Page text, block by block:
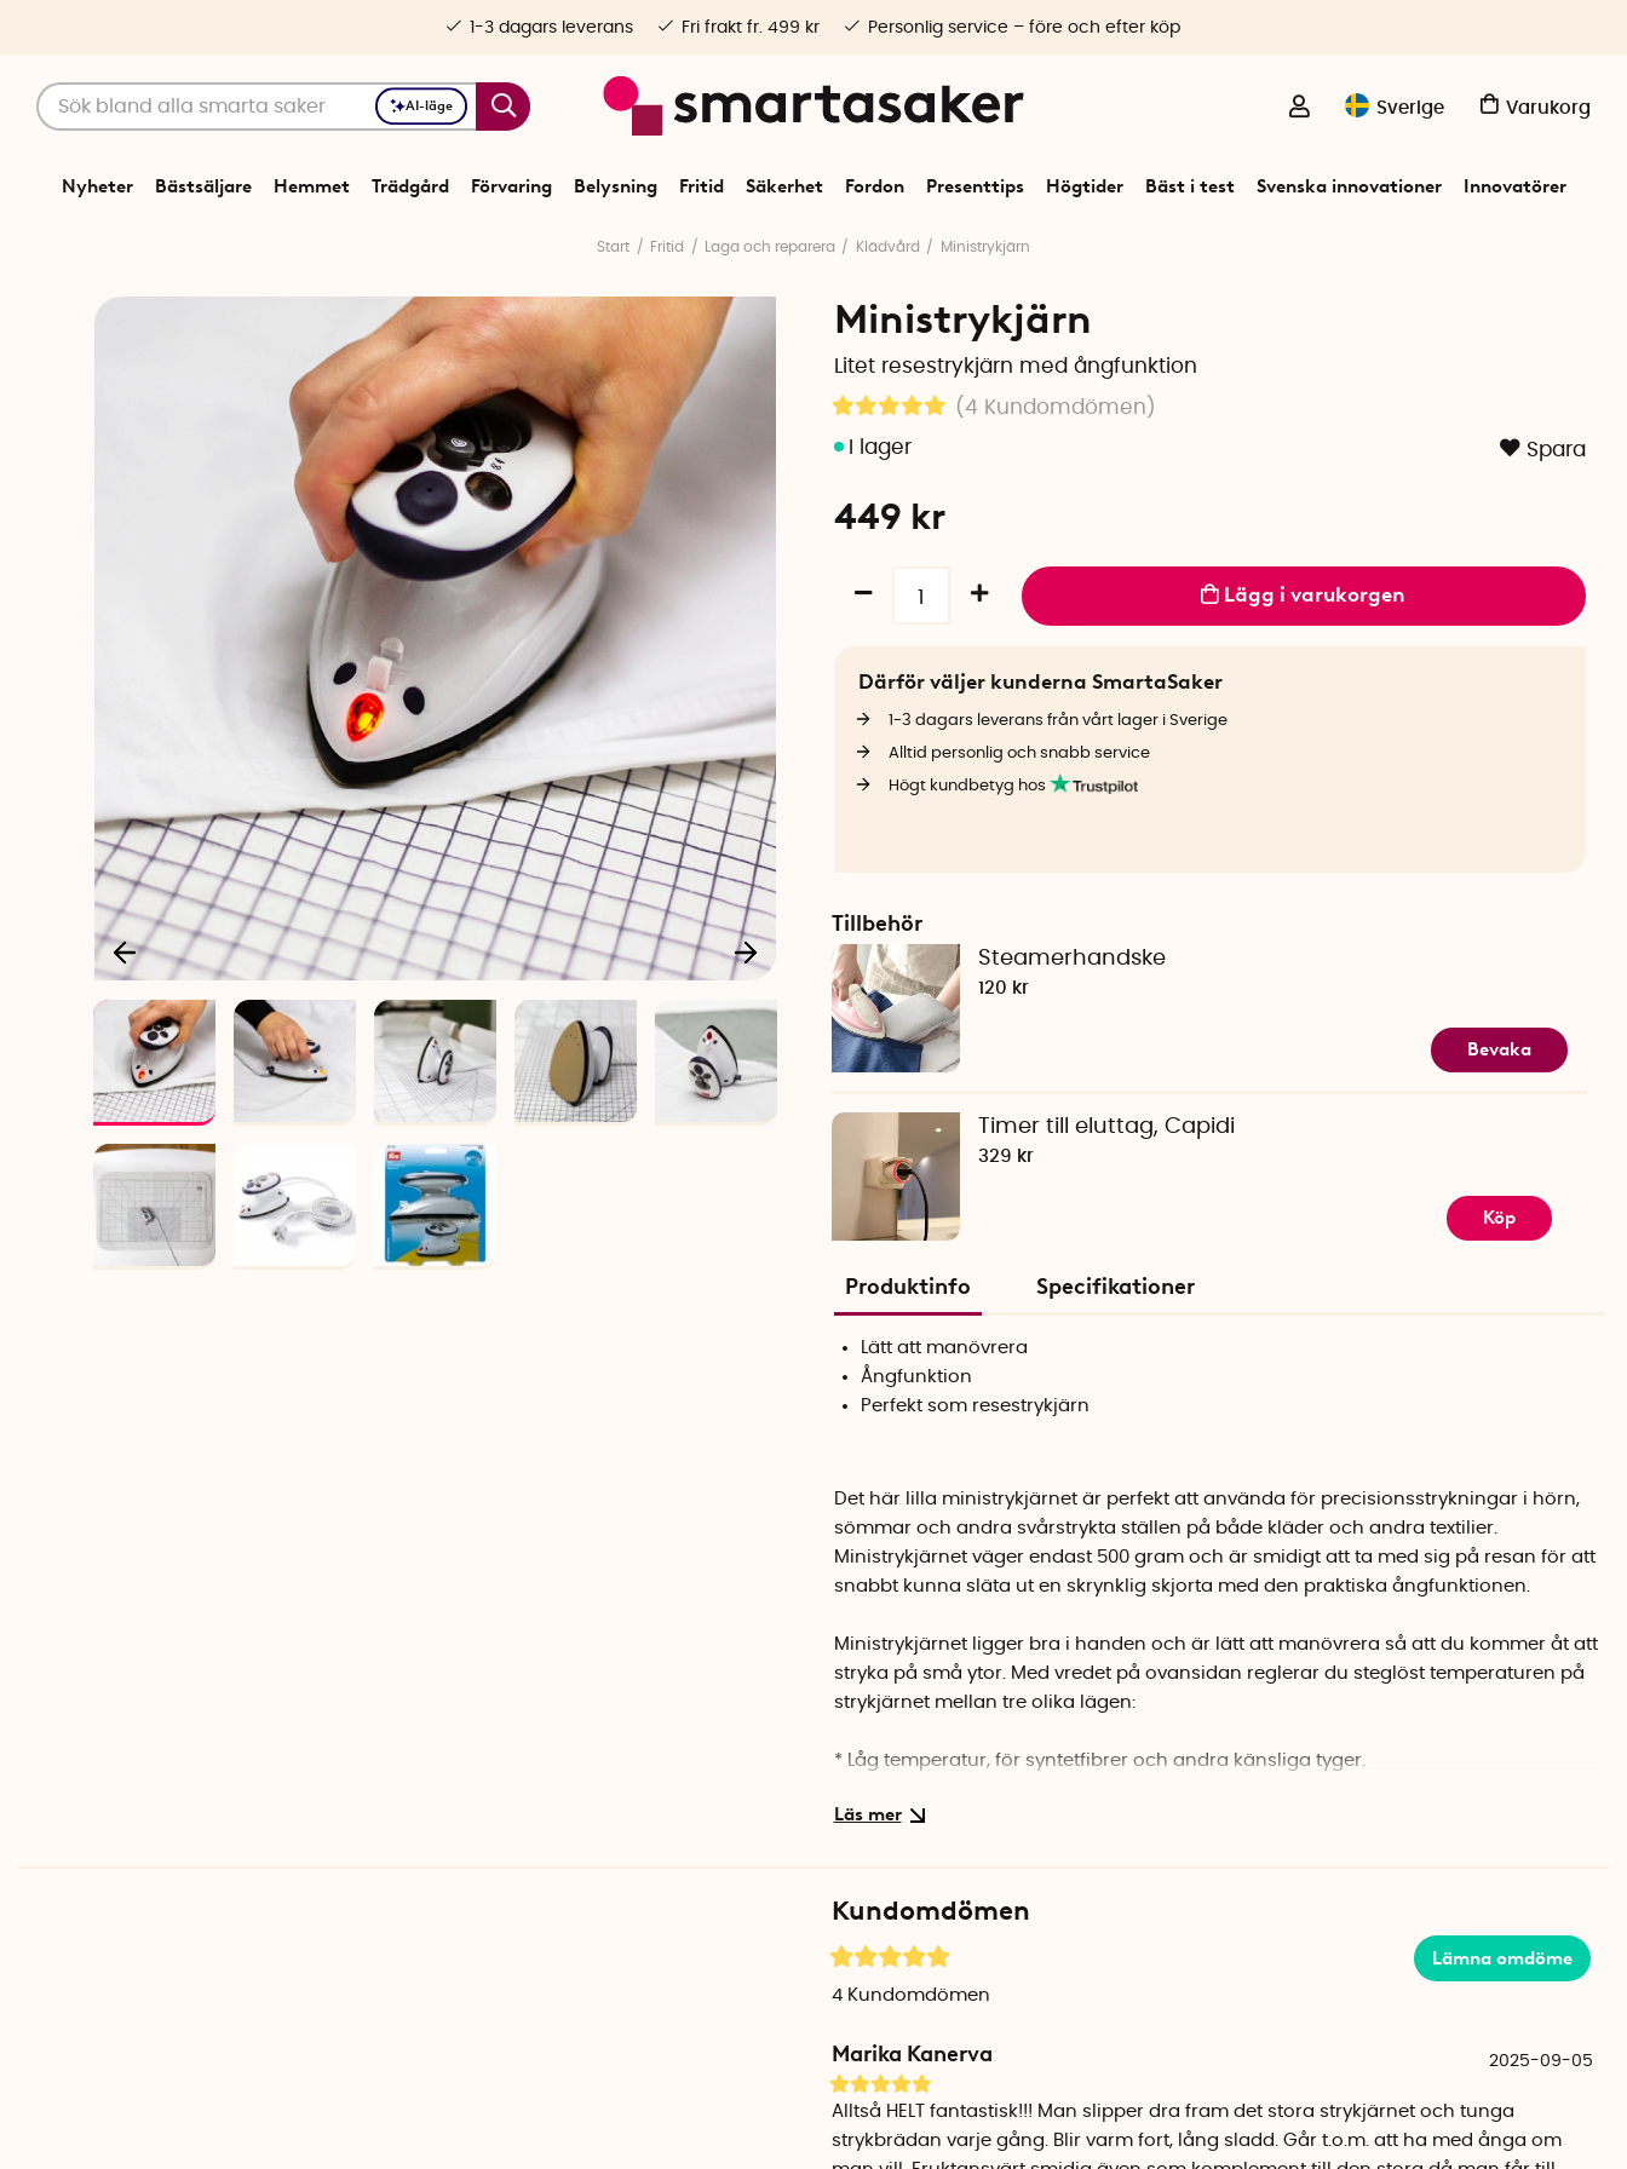
AI-läge Sverige Varukorg
Nyheter Bästsäljare Hemmet Trädgård Förvaring Belysning Fritid Säkerhet Fordon Presenttips Högtider Bäst i test Svenska innovationer Innovatörer
1-3 dagars leverans Fri frakt fr. 499 kr Personlig service – före och efter köp
Start Fritid Laga och reparera Klädvård Ministrykjärn
Ministrykjärn
Litet resestrykjärn med ångfunktion
(4 Kundomdömen )
Spara
449 kr
Lägg i varukorgen
Därför väljer kunderna SmartaSaker
1-3 dagars leverans från vårt lager i Sverige
Alltid personlig och snabb service
Högt kundbetyg hos
Tillbehör
Steamerhandske
120 kr
Bevaka
Timer till eluttag, Capidi
329 kr
Köp
Produktinfo Specifikationer
Lätt att manövrera
Ångfunktion
Perfekt som resestrykjärn
Det här lilla ministrykjärnet är perfekt att använda för precisionsstrykningar i hörn,
sömmar och andra svårstrykta ställen på både kläder och andra textilier.
Ministrykjärnet väger endast 500 gram och är smidigt att ta med sig på resan för att
snabbt kunna släta ut en skrynklig skjorta med den praktiska ångfunktionen.
Ministrykjärnet ligger bra i handen och är lätt att manövrera så att du kommer åt att
stryka på små ytor. Med vredet på ovansidan reglerar du steglöst temperaturen på
strykjärnet mellan tre olika lägen:
* Låg temperatur, för syntetfibrer och andra känsliga tyger.
*** Hög temperatur, för linne och bomullstyger.
påfylld innan du slår på ångan. Strykjärnet levereras med en liten vattenbägare som
När du strykt klart kan du linda sladden runt strykjärnet och klicka fast den i fästet på
manualen och vattenbägaren. Se bara till att du har hällt ut vattnet och att
strykjärnet har hunnit svalna innan du stoppar det i påsen.
Strykjärnet fungerar med 110-127V uttag och 220-240V uttag. Det är praktiskt om du
Kundomdömen
Lämna omdöme
4 Kundomdömen
Marika Kanerva 2025-09-05
Alltså HELT fantastisk!!! Man slipper dra fram det stora strykjärnet och tunga
strykbrädan varje gång. Blir varm fort, lång sladd. Går t.o.m. att ha med ånga om